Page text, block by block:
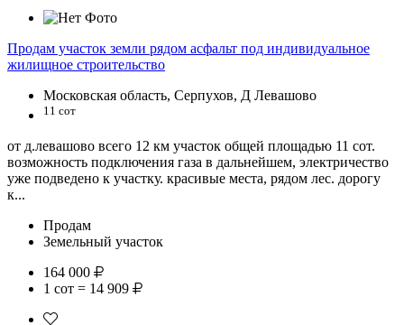
Продам участок земли рядом асфальт под индивидуальное
жилищное строительство
Московская область, Серпухов, Д Левашово
11 сот
от д.левашово всего 12 км участок общей площадью 11 сот.
возможность подключения газа в дальнейшем, электричество
уже подведено к участку. красивые места, рядом лес. дорогу
к...
Продам
Земельный участок
164 000
1 сот = 14 909